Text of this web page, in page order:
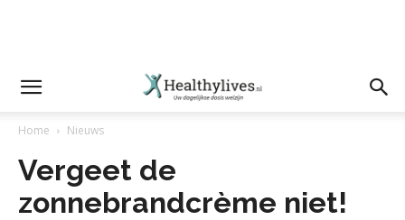
Home Nieuws
Vergeet de
zonnebrandcrème niet!